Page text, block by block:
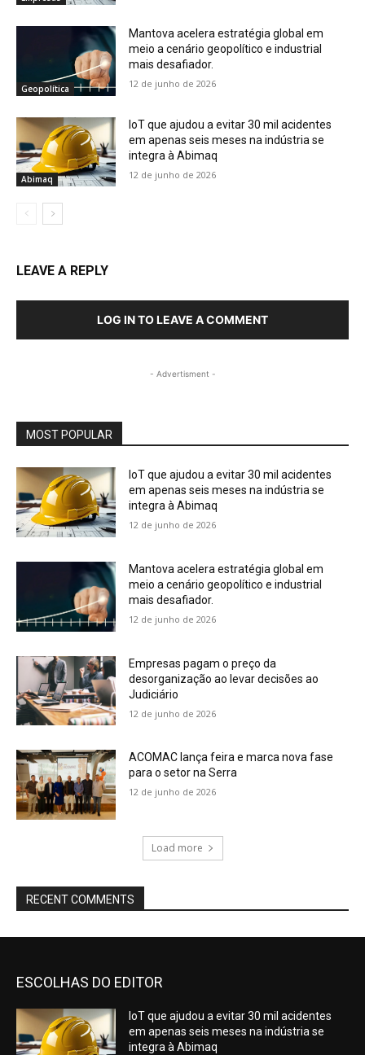
Geopolítica
Mantova acelera estratégia global em
meio a cenário geopolítico e industrial
mais desafiador.
12 de junho de 2026
Abimaq
IoT que ajudou a evitar 30 mil acidentes
em apenas seis meses na indústria se
integra à Abimaq
12 de junho de 2026
LEAVE A REPLY
LOG IN TO LEAVE A COMMENT
- Advertisment -
MOST POPULAR
IoT que ajudou a evitar 30 mil acidentes
em apenas seis meses na indústria se
integra à Abimaq
12 de junho de 2026
Mantova acelera estratégia global em
meio a cenário geopolítico e industrial
mais desafiador.
12 de junho de 2026
Empresas pagam o preço da
desorganização ao levar decisões ao
Judiciário
12 de junho de 2026
ACOMAC lança feira e marca nova fase
para o setor na Serra
12 de junho de 2026
Load more
RECENT COMMENTS
ESCOLHAS DO EDITOR
IoT que ajudou a evitar 30 mil acidentes
em apenas seis meses na indústria se
integra à Abimaq